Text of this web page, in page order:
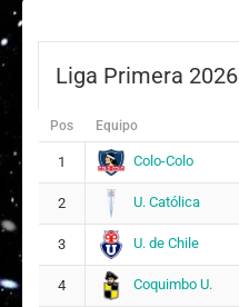
Liga Primera 2026
Pos Equipo
1 Colo-Colo
2 U. Católica
3 U. de Chile
4 Coquimbo U.